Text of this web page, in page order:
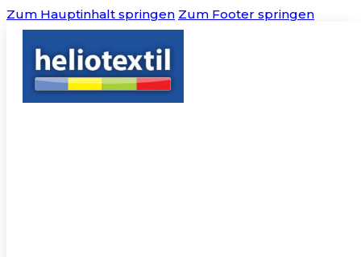
Zum Hauptinhalt springen Zum Footer springen